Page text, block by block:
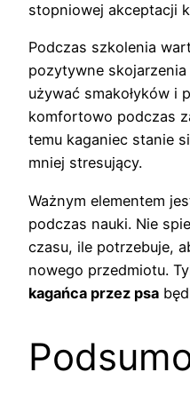
stopniowej akceptacji
Podczas szkolenia
pozytywne
używać smakołyków i
komfortowo podczas
temu kaganiec stanie
mniej stresujący.
Ważnym elementem
podczas nauki. Nie
czasu, ile potrzebuje,
nowego przedmiotu.
kagańca przez psa